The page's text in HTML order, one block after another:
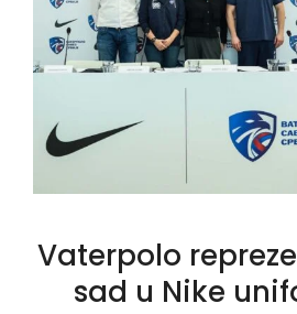
Vaterpolo
sad u Nike